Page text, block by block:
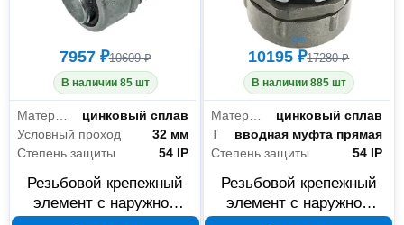
7957 ₽10609 ₽
В наличии 85 шт
цинковый сплав
Условный проход
32 мм
Степень защиты
54 IP
Резьбовой крепежный
элемент с наружной
10195 ₽17280 ₽
В наличии 885 шт
Материал
цинковый сплав
Тип
вводная муфта прямая
Степень защиты
54 IP
Резьбовой крепежный
элемент с наружной